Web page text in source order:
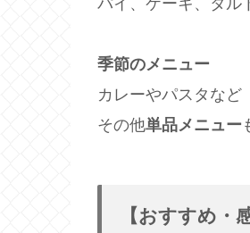
季節のメニュー
カレーやパスタなど
その他単品メニュー
【おすすめ・